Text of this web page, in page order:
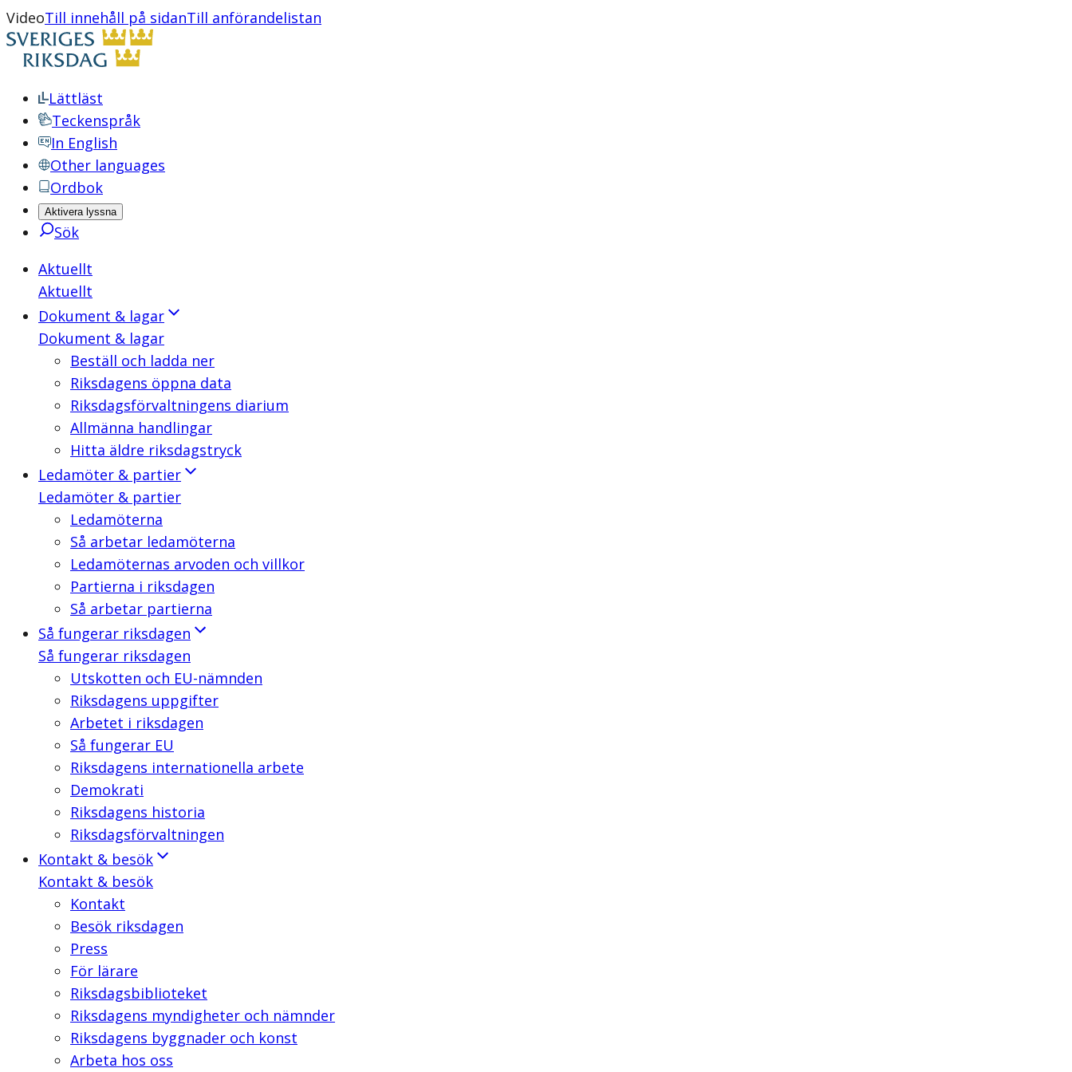
VideoTill innehåll på sidanTill anförandelistan
Lättläst
Teckenspråk
In English
Other languages
Ordbok
Aktivera lyssna
Sök
Aktuellt
Aktuellt
Dokument & lagar
Dokument & lagar
Beställ och ladda ner
Riksdagens öppna data
Riksdagsförvaltningens diarium
Allmänna handlingar
Hitta äldre riksdagstryck
Ledamöter & partier
Ledamöter & partier
Ledamöterna
Så arbetar ledamöterna
Ledamöternas arvoden och villkor
Partierna i riksdagen
Så arbetar partierna
Så fungerar riksdagen
Så fungerar riksdagen
Utskotten och EU-nämnden
Riksdagens uppgifter
Arbetet i riksdagen
Så fungerar EU
Riksdagens internationella arbete
Demokrati
Riksdagens historia
Riksdagsförvaltningen
Kontakt & besök
Kontakt & besök
Kontakt
Besök riksdagen
Press
För lärare
Riksdagsbiblioteket
Riksdagens myndigheter och nämnder
Riksdagens byggnader och konst
Arbeta hos oss